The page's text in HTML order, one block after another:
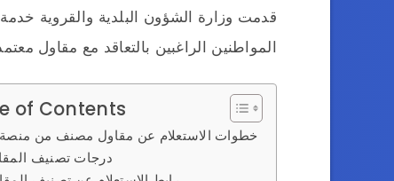
قدمت وزارة الشؤون البلدية والقروية خدمة
المواطنين الراغبين بالتعاقد مع مقاول
of Contents
خطوات الاستعلام عن مقاول مصنف من